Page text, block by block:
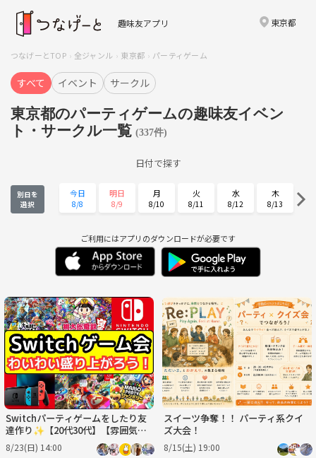
趣味友アプリ 東京都
つなげーとTOP 全ジャンル 東京都 パーティゲーム
すべて イベント サークル
東京都のパーティゲームの趣味友イベン
ト・サークル一覧 (337件)
日付で探す
別日を
選択
今日
8/8
明日
8/9
月
8/10
火
8/11
水
8/12
木
8/13
8/14 8/15 8/16 8/17 8/18
木
8/20
金
8/21
日
8/23
月
8/24
8/26 8/27 8/28 8/29 8/30 8/31
火
9/1
水
9/2 9/3
金
9/4
土
9/5
日
9/6
ご利用にはアプリのダウンロードが必要です
Switchパーティゲームをしたり友
達作り✨️【20代30代】【雰囲気重
視‼️】
8/23(日) 14:00
スイーツ争奪！！ パーティ系クイ
ズ大会！
8/15(土) 19:00